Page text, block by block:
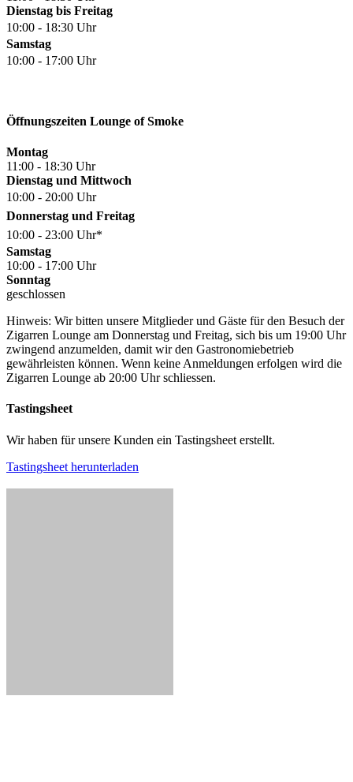
Dienstag bis Freitag
10:00 - 18:30 Uhr
Samstag
10:00 - 17:00 Uhr
Öffnungszeiten Lounge of Smoke
Montag
11:00 - 18:30 Uhr
Dienstag und Mittwoch
10:00 - 20:00 Uhr
Donnerstag und Freitag
10:00 - 23:00 Uhr*
Samstag
10:00 - 17:00 Uhr
Sonntag
geschlossen
Hinweis: Wir bitten unsere Mitglieder und Gäste für den Besuch der
Zigarren Lounge am Donnerstag und Freitag, sich bis um 19:00 Uhr
zwingend anzumelden, damit wir den Gastronomiebetrieb
gewährleisten können. Wenn keine Anmeldungen erfolgen wird die
Zigarren Lounge ab 20:00 Uhr schliessen.
Tastingsheet
Wir haben für unsere Kunden ein Tastingsheet erstellt.
Tastingsheet herunterladen